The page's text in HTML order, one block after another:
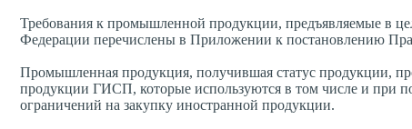
Требования к промышленной продукции, предъявляемые в
Федерации перечислены в Приложении к постановлению
Промышленная продукция, получившая статус продукции,
продукции ГИСП, которые используются в том числе и при
ограничений на закупку иностранной продукции.